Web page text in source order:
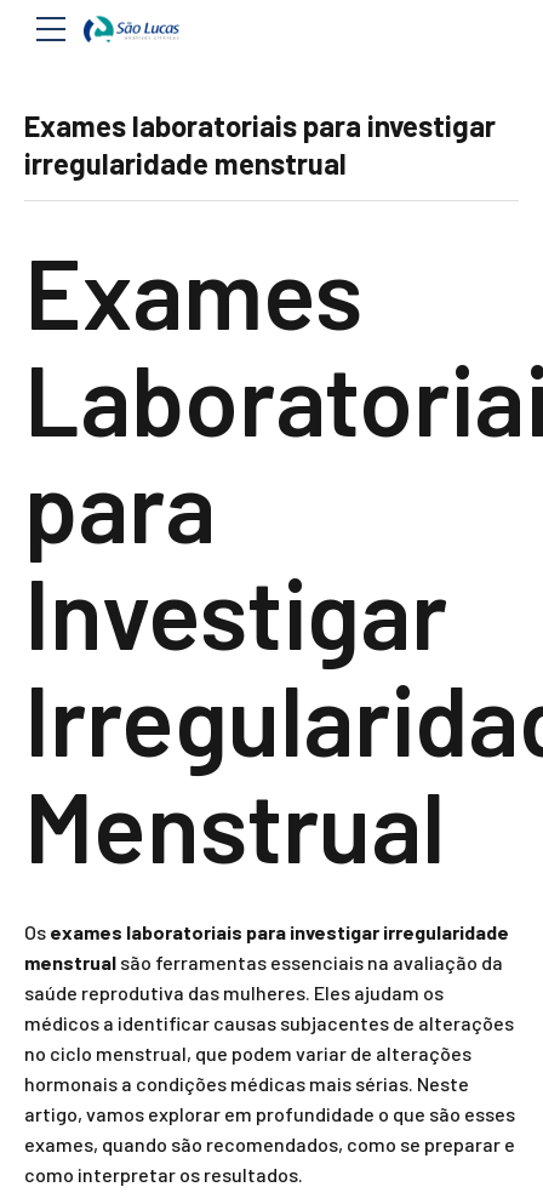
Exames laboratoriais para investigar
irregularidade menstrual
Exames
para
Investigar
Menstrual
Os exames laboratoriais para investigar irregularidade
menstrual são ferramentas essenciais na avaliação da
saúde reprodutiva das mulheres. Eles ajudam os
médicos a identificar causas subjacentes de alterações
no ciclo menstrual, que podem variar de alterações
hormonais a condições médicas mais sérias. Neste
artigo, vamos explorar em profundidade o que são esses
exames, quando são recomendados, como se preparar e
como interpretar os resultados.